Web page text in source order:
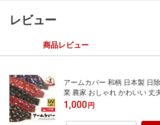
レビュー
商品レビュー
アームカバー 和柄 日本製 日
業 農家 おしゃれ かわいい 丈
ン 事務 家事 キッチン カラフ
家さん デスクワーク
1,000円